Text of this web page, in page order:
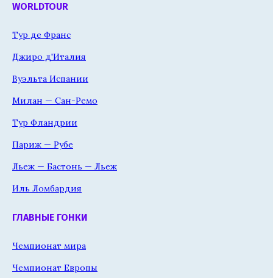
WORLDTOUR
Тур де Франс
Джиро д'Италия
Вуэльта Испании
Милан — Сан-Ремо
Тур Фландрии
Париж — Рубе
Льеж — Бастонь — Льеж
Иль Ломбардия
ГЛАВНЫЕ ГОНКИ
Чемпионат мира
Чемпионат Европы